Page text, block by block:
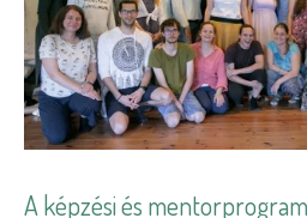
A képzési és